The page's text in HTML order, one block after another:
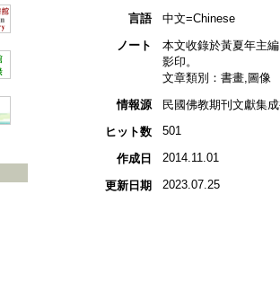
言語
中文=Chinese
ノート
本文收錄於黃夏年主
影印。
文章類別：書畫,圖像
情報源
民國佛教期刊文獻集
ヒット数
501
作成日 2014.11.01
更新日期 2023.07.25